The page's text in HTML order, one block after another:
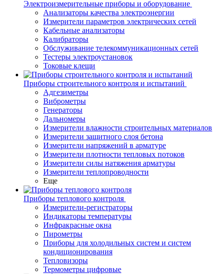
Электроизмерительные приборы и оборудование
Анализаторы качества электроэнергии
Измерители параметров электрических сетей
Кабельные анализаторы
Калибраторы
Обслуживание телекоммуникационных сетей
Тестеры электроустановок
Токовые клещи
Приборы строительного контроля и испытаний
Адгезиметры
Виброметры
Генераторы
Дальномеры
Измерители влажности строительных материалов
Измерители защитного слоя бетона
Измерители напряжений в арматуре
Измерители плотности тепловых потоков
Измерители силы натяжения арматуры
Измерители теплопроводности
Еще
Приборы теплового контроля
Измерители-регистраторы
Индикаторы температуры
Инфракрасные окна
Пирометры
Приборы для холодильных систем и систем
кондиционирования
Тепловизоры
Термометры цифровые